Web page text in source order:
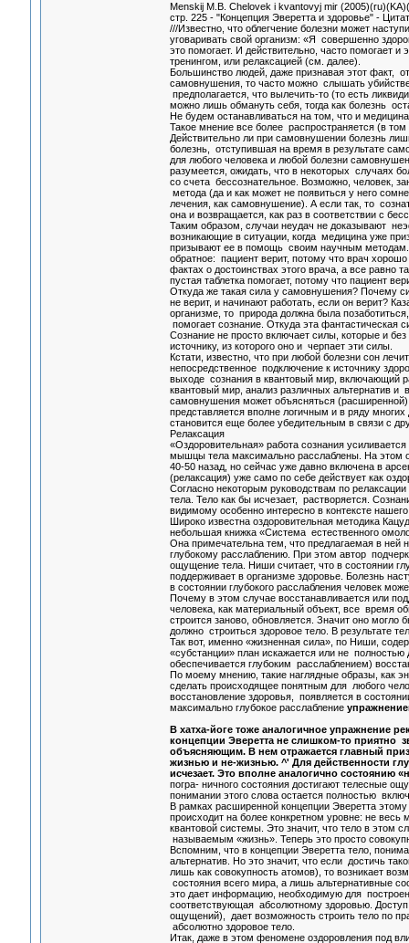
Menskij M.B. Chelovek i kvantovyj mir
стр. 225 - "Концепция Эверетта и здоровье" -
///Известно, что облегчение болезни может
уговаривать свой организм: «Я совершенно
это помогает. И действительно, часто помогает
тренингом, или релаксацией (см. далее).
Большинство людей, даже признавая этот факт,
самовнушения, то часто можно слышать
предполагается, что вылечить-то (то есть
можно лишь обмануть себя, тогда как болезнь
He будем останавливаться на том, что и
Такое мнение все более распространяется (в
Действительно ли при самовнушении болезнь
болезнь, отступившая на время в результате
для любого человека и любой болезни
разумеется, ожидать, что в некоторых случаях
со счета бессознательное. Возможно, человек,
метода (да и как может не появиться у него
лечения, как самовнушение). А если так, то
она и возвращается, как раз в соответствии с
Таким образом, случаи неудач не доказывают
возникающие в ситуации, когда медицина уже
призывают ее в помощь своим научным методам.
обратное: пациент верит, потому что врач
фактах о достоинствах этого врача, а все равно
пустая таблетка помогает, потому что пациент
Откуда же такая сила у самовнушения? Почему
не верит, и начинают работать, если он верит?
организме, то природа должна была
помогает сознание. Откуда эта фантастическая
Сознание не просто включает силы, которые и
источнику, из которого оно и черпает эти силы.
Кстати, известно, что при любой болезни сон
непосредственное подключение к источнику
выходе сознания в квантовый мир, включающий
квантовый мир, анализ различных альтернатив и
самовнушения может объясняться
представляется вполне логичным и в ряду
становится еще более убедительным в связи с
Релаксация
«Оздоровительная» работа сознания
мышцы тела максимально расслаблены. На этом
40-50 назад, но сейчас уже давно включена в
(релаксация) уже само по себе действует как
Согласно некоторым руководствам по
тела. Тело как бы исчезает, растворяется.
видимому особенно интересно в контексте
Широко известна оздоровительная методика
небольшая книжка «Система естественного
Она примечательна тем, что предлагаемая в ней
глубокому расслаблению. При этом автор
ощущение тела. Ниши считает, что в состоянии
поддерживает в организме здоровье. Болезнь
в состоянии глубокого расслабления человек
Почему в этом случае восстанавливается или
человека, как материальный объект, все время
строится заново, обновляется. Значит оно
должно строиться здоровое тело. В результате
Так вот, именно «жизненная сила», по Ниши,
«субстанции» план искажается или не полностью
обеспечивается глубоким расслаблением)
По моему мнению, такие наглядные образы, как
сделать происходящее понятным для любого
восстановление здоровья, появляется в
максимально глубокое расслабление
В хатха-йоге тоже аналогичное упражнение
концепции Эверетта не слишком-то приятно
объясняющим. В нем отражается главный
жизнью и не-жизнью. ^' Для действенности
исчезает. Это вполне аналогично состоянию
погра- ничного состояния достигают телесные
понимании этого слова остается полностью
В рамках расширенной концепции Эверетта
происходит на более конкретном уровне: не
квантовой системы. Это значит, что тело в этом
называемым «жизнь». Теперь это просто
Вспомним, что в концепции Эверетта тело,
альтернатив. Но это значит, что если достичь
лишь как совокупность атомов), то возникает
состояния всего мира, а лишь альтернативные
это дает информацию, необходимую для
соответствующая абсолютному здоровью.
ощущений), дает возможность строить тело по
абсолютно здоровое тело.
Итак, даже в этом феномене оздоровления под